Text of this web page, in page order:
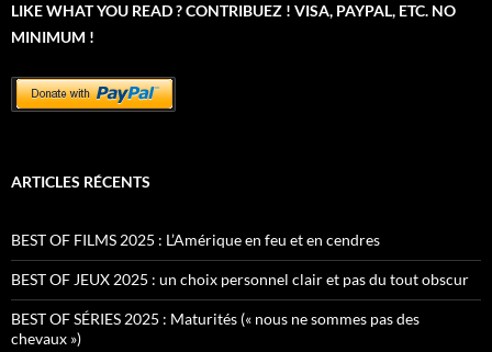
LIKE WHAT YOU READ ? CONTRIBUEZ ! VISA, PAYPAL, ETC. NO
MINIMUM !
ARTICLES RÉCENTS
BEST OF FILMS 2025 : L’Amérique en feu et en cendres
BEST OF JEUX 2025 : un choix personnel clair et pas du tout obscur
BEST OF SÉRIES 2025 : Maturités (« nous ne sommes pas des
chevaux »)